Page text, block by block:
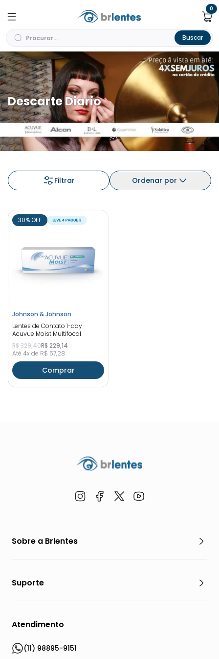
Buscar
0
Descarte Diario
Filtrar Ordenar por
30% OFF
Johnson & Johnson
Lentes de Contato 1-day
Acuvue Moist Multifocal
R$ 329,40R$ 229,14
Até 4x de R$ 57,28
Comprar
Sobre a Brlentes
Suporte
Atendimento
(11) 98895-9151